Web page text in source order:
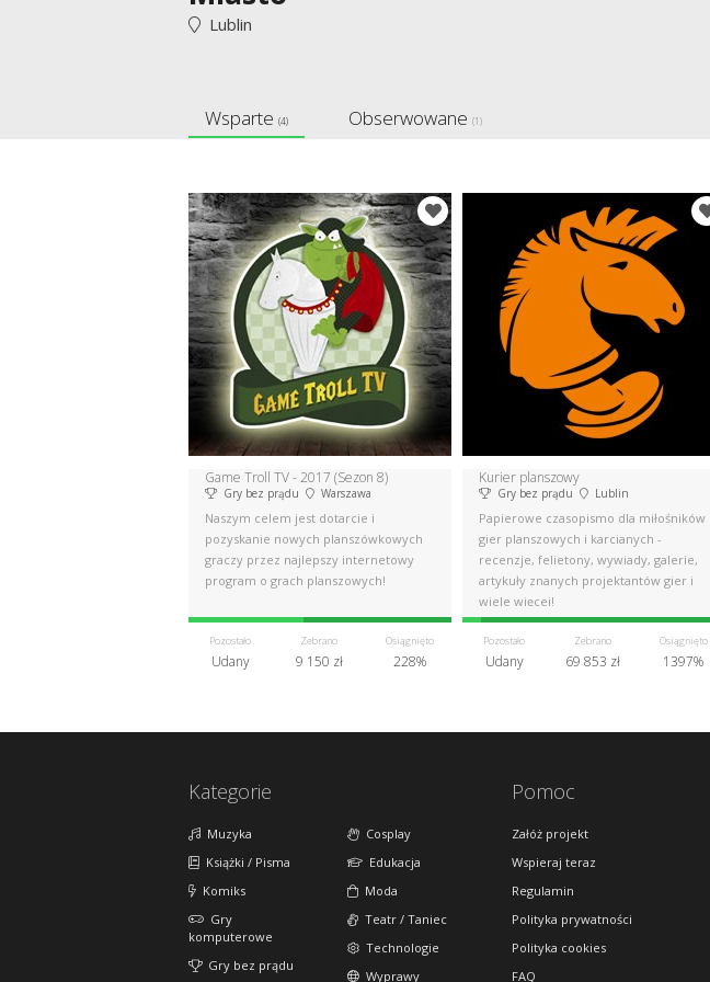
Lublin
Wsparte (4) Obserwowane (1)
Game Troll TV - 2017 (Sezon 8)
Gry bez prądu Warszawa
Naszym celem jest dotarcie i
pozyskanie nowych planszówkowych
graczy przez najlepszy internetowy
program o grach planszowych!
Pozostało
Udany
Zebrano
9 150 zł
Osiągnięto
228%
Kurier planszowy
Gry bez prądu Lublin
Papierowe czasopismo dla miłośników
gier planszowych i karcianych -
recenzje, felietony, wywiady, galerie,
artykuły znanych projektantów gier i
wiele więcej!
Pozostało
Udany
Zebrano
69 853 zł
Osiągnięto
1397%
Kategorie
Muzyka
Książki / Pisma
Komiks
Gry
komputerowe
Gry bez prądu
Cosplay
Edukacja
Moda
Teatr / Taniec
Technologie
Wyprawy
Pomoc
Załóż projekt
Wspieraj teraz
Regulamin
Polityka prywatności
Polityka cookies
FAQ